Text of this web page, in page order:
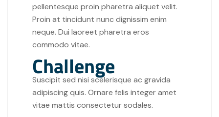
pellentesque proin pharetra aliquet velit.
Proin at tincidunt nunc dignissim enim
neque. Dui laoreet pharetra eros
commodo vitae.
Challenge
Suscipit sed nisi scelerisque ac gravida
adipiscing quis. Ornare felis integer amet
vitae mattis consectetur sodales.